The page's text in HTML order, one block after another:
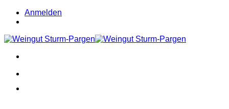
Zum
Inhalt
Anmelden